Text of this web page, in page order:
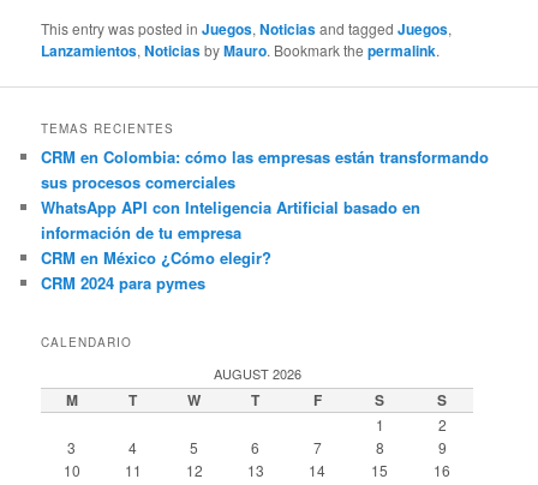
This entry was posted inJuegos,Noticiasand taggedJuegos,
Lanzamientos,NoticiasbyMauro. Bookmark thepermalink.
TEMAS RECIENTES
CRM en Colombia: cómo las empresas están transformando
sus procesos comerciales
WhatsApp API con Inteligencia Artificial basado en
información de tu empresa
CRM en México ¿Cómo elegir?
CRM 2024 para pymes
CALENDARIO
AUGUST 2026
M T W T F S S
1
2
3
4 5 6 7 8
9
10
11 12 13 14 15
16